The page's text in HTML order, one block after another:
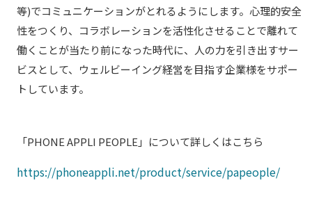
等)でコミュニケーションがとれるようにします。心理的安全
性をつくり、コラボレーションを活性化させることで離れて
働くことが当たり前になった時代に、人の力を引き出すサー
ビスとして、ウェルビーイング経営を目指す企業様をサポー
トしています。
「PHONE APPLI PEOPLE」について詳しくはこちら
https://phoneappli.net/product/service/papeople/